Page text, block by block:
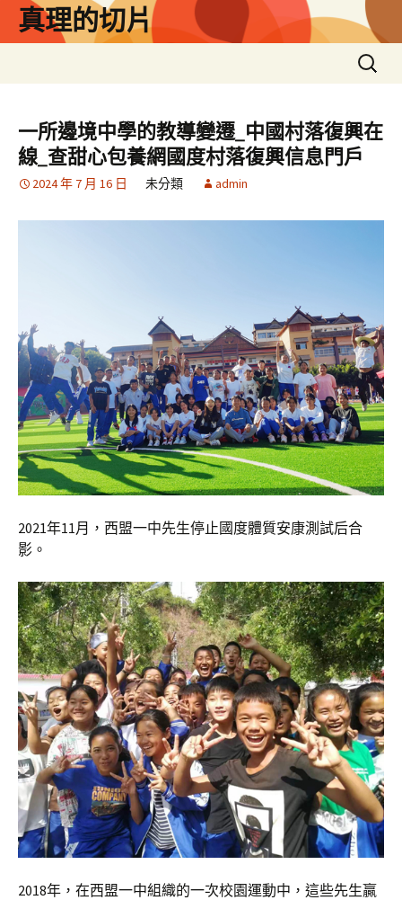
真理的切片
搜
尋
鍵
字:
一所邊境中學的教導變遷_中國村落復興在
線_查甜心包養網國度村落復興信息門戶
2024 年 7 月 16 日 未分類 admin
2021年11月，西盟一中先生停止國度體質安康測試后合
影。
2018年，在西盟一中組織的一次校園運動中，這些先生贏